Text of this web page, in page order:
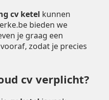
cv ketel kunnen
bieden we
je graag een
zodat je precies
cv verplicht?